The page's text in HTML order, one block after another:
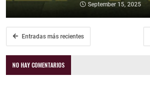
September 15, 2025
Entradas más recientes
NO HAY COMENTARIOS